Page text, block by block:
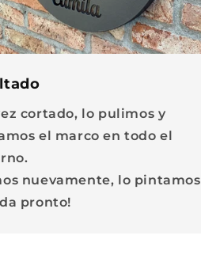
cortado, lo pulimos y
el marco en todo el
nuevamente, lo pintamos
pronto!